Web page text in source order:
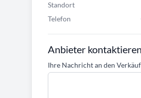
Standort
Telefon
Anbieter kontaktieren
Ihre Nachricht an den